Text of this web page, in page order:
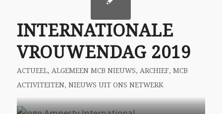
INTERNATIONALE
VROUWENDAG 2019
ACTUEEL, ALGEMEEN MCB NIEUWS, ARCHIEF, MCB
ACTIVITEITEN, NIEUWS UIT ONS NETWERK